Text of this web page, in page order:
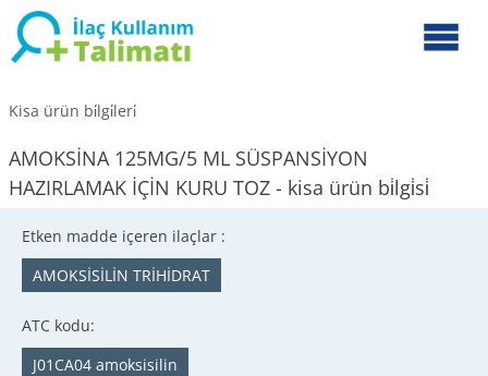
Kisa ürün bi̇lgi̇leri̇
AMOKSİNA 125MG/5 ML SÜSPANSİYON
HAZIRLAMAK İÇİN KURU TOZ - kisa ürün bi̇lgi̇si̇
Etken madde içeren ilaçlar :
AMOKSİSİLİN TRİHİDRAT
ATC kodu:
J01CA04 amoksisilin